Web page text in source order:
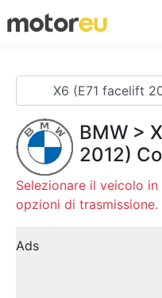
BMW >
2012)
Selezionare il veicolo
opzioni di trasmissione.
Ads